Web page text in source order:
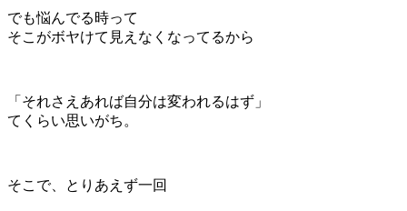
でも悩んでる時って
そこがボヤけて見えなくなってるから
「それさえあれば自分は変われるはず」
てくらい思いがち。
そこで、とりあえず一回